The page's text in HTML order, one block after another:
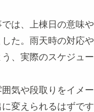
では、上棟日の意味
た。雨天時の対応
、実際のスケジュ
気や段取りをイメ
変えられるはずです